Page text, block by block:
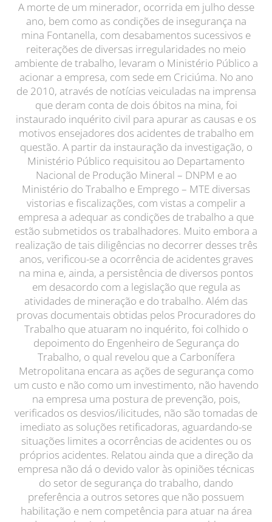
A morte de um minerador, ocorrida em julho desse
ano, bem como as condições de insegurança na
mina Fontanella, com desabamentos sucessivos e
reiterações de diversas irregularidades no meio
ambiente de trabalho, levaram o Ministério Público a
acionar a empresa, com sede em Criciúma. No ano
de 2010, através de notícias veiculadas na imprensa
que deram conta de dois óbitos na mina, foi
instaurado inquérito civil para apurar as causas e os
motivos ensejadores dos acidentes de trabalho em
questão. A partir da instauração da investigação, o
Ministério Público requisitou ao Departamento
Nacional de Produção Mineral – DNPM e ao
Ministério do Trabalho e Emprego – MTE diversas
vistorias e fiscalizações, com vistas a compelir a
empresa a adequar as condições de trabalho a que
estão submetidos os trabalhadores. Muito embora a
realização de tais diligências no decorrer desses três
anos, verificou-se a ocorrência de acidentes graves
na mina e, ainda, a persistência de diversos pontos
em desacordo com a legislação que regula as
atividades de mineração e do trabalho. Além das
provas documentais obtidas pelos Procuradores do
Trabalho que atuaram no inquérito, foi colhido o
depoimento do Engenheiro de Segurança do
Trabalho, o qual revelou que a Carbonífera
Metropolitana encara as ações de segurança como
um custo e não como um investimento, não havendo
na empresa uma postura de prevenção, pois,
verificados os desvios/ilicitudes, não são tomadas de
imediato as soluções retificadoras, aguardando-se
situações limites a ocorrências de acidentes ou os
próprios acidentes. Relatou ainda que a direção da
empresa não dá o devido valor às opiniões técnicas
do setor de segurança do trabalho, dando
preferência a outros setores que não possuem
habilitação e nem competência para atuar na área